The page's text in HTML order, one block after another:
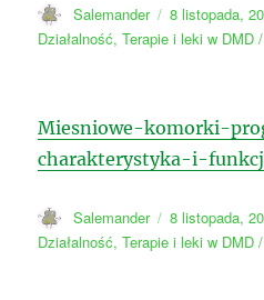
Autor
Salemander
Data
publikacji
8 listopada,
Działalność,Terapie i leki w DMD
Miesniowe-komorki-
charakterystyka-i-
Autor
Salemander
Data
publikacji
8 listopada,
Działalność,Terapie i leki w DMD